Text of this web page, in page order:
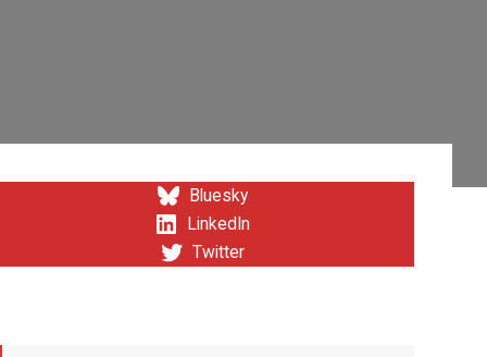
Bluesky
LinkedIn
Twitter